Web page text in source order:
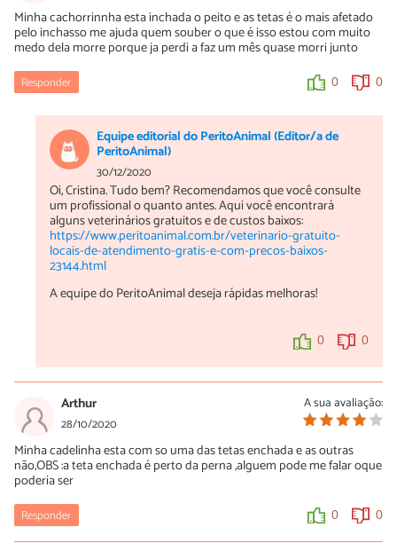
Minha cachorrinnha esta inchada o peito e as tetas é o mais afetado
pelo inchasso me ajuda quem souber o que é isso estou com muito
medo dela morre porque ja perdi a faz um mês quase morri junto
Responder 0 0
Equipe editorial do PeritoAnimal (Editor/a de
PeritoAnimal)
30/12/2020
Oi, Cristina. Tudo bem? Recomendamos que você consulte
um profissional o quanto antes. Aqui você encontrará
alguns veterinários gratuitos e de custos baixos:
https://www.peritoanimal.com.br/veterinario-gratuito-
locais-de-atendimento-gratis-e-com-precos-baixos-
23144.html
A equipe do PeritoAnimal deseja rápidas melhoras!
0 0
A sua avaliação:
Arthur
28/10/2020
Minha cadelinha esta com so uma das tetas enchada e as outras
não,OBS :a teta enchada é perto da perna ,alguem pode me falar oque
poderia ser
Responder 0 0